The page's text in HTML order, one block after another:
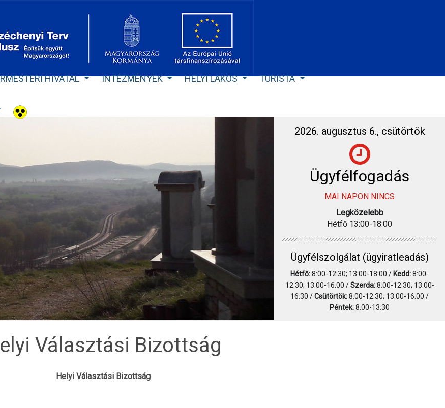
HIVATAL INTÉZMÉNYEK HELYI LAKOS TURISTA
2026. augusztus 6., csütörtök
Ügyfélfogadás
MAI NAPON NINCS
Legközelebb
Hétfő 13:00-18:00
Ügyfélszolgálat (ügyiratleadás)
Hétfő:8:00-12:30; 13:00-18:00 / Kedd:8:00-
12:30; 13:00-16:00 /Szerda:8:00-12:30; 13:00-
16:30 /Csütörtök:8:00-12:30; 13:00-16:00 /
Péntek:8:00-13:30
Választási Bizottság
Helyi Választási Bizottság